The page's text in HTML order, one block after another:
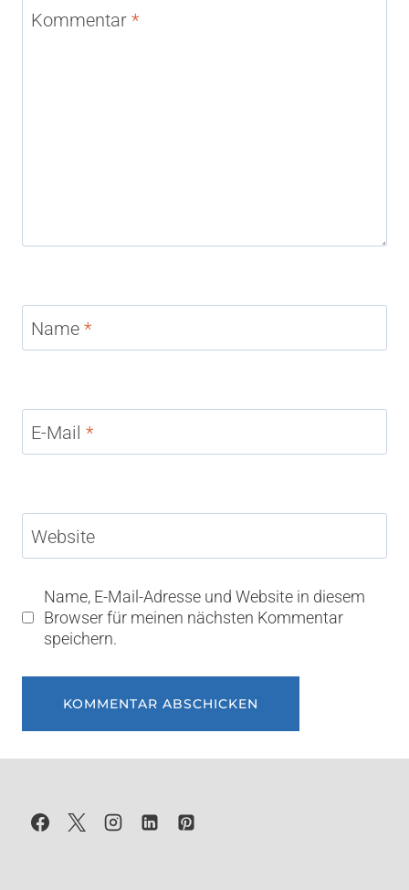
Kommentar *
Name *
E-Mail *
Website
Name, E-Mail-Adresse und Website in diesem
Browser für meinen nächsten Kommentar
speichern.